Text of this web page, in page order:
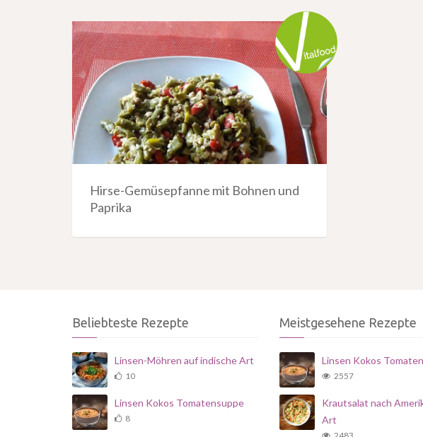
Hirse-Gemüsepfanne mit Bohnen und
Paprika
Beliebteste Rezepte
Linsen-Möhren auf indische Art
10
Linsen Kokos Tomatensuppe
8
Meistgesehene Rezepte
Linsen Kokos
2557
Krautsalat nach
Art